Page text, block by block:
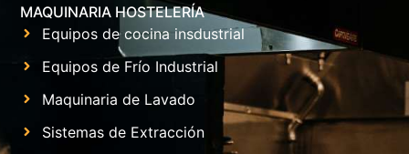
MAQUINARIA HOSTELERÍA
Equipos de cocina insdustrial
Equipos de Frío Industrial
Maquinaria de Lavado
Sistemas de Extracción